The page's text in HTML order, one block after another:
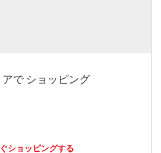
アで ショッピング
ショッピングする